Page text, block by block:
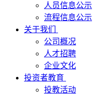
人员信息公示
流程信息公示
关于我们
公司概况
人才招聘
企业文化
投资者教育
投教活动